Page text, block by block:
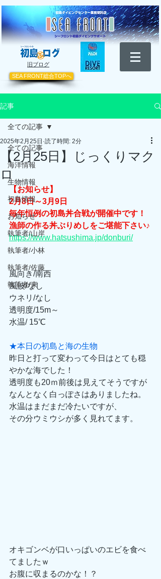
​旧ブログ
SEA FRONT総合TOPへ
記事
全ての記事
海洋情報
生物情報
初島情報
お知らせ
執筆者/山岸
執筆者/小林
執筆者/佐藤
執筆者/東
全ての記事
【2月25日】じっくりマク
ロ
2025年2月25日 読了時間: 2分
【お知らせ】
2月8日～3月9日
毎年恒例の初島丼合戦が開催中です！
漁師の作る丼ぶりめしをご堪能下さい♪
https://www.hatsushima.jp/donburi/
風向き/南西
風波/なし
ウネリ/なし
透明度/15m～
水温/ 15℃
★本日の初島と海の生物
昨日と打って変わって今日はとても穏
やかな海でした！
透明度も20ｍ前後は見えてそうですが
なんとなく白っぽさはありましたね。
水温はまだまだ冷たいですが、
その分ウミウシが多く見れてます。
オキゴンベが口いっぱいのエビを食べ
てましたｗ
お腹に収まるのかな！？